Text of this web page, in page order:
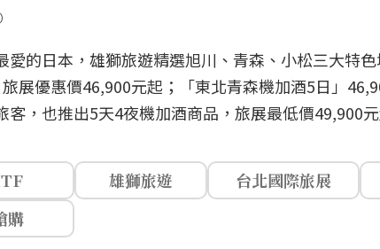
愛的日本，雄獅旅遊精選旭川、青森、小松三大特
展優惠價46,900元起；「東北青森機加酒5日」
客，也推出5天4夜機加酒商品，旅展最低價49,900
雄獅旅遊 台北國際旅展
購